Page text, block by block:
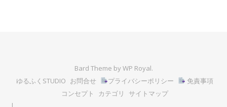
Bard Theme byWP Royal.
ゆるふくSTUDIO お問合せ プライバシーポリシー
免責事項
コンセプト
カテゴリ サイトマップ